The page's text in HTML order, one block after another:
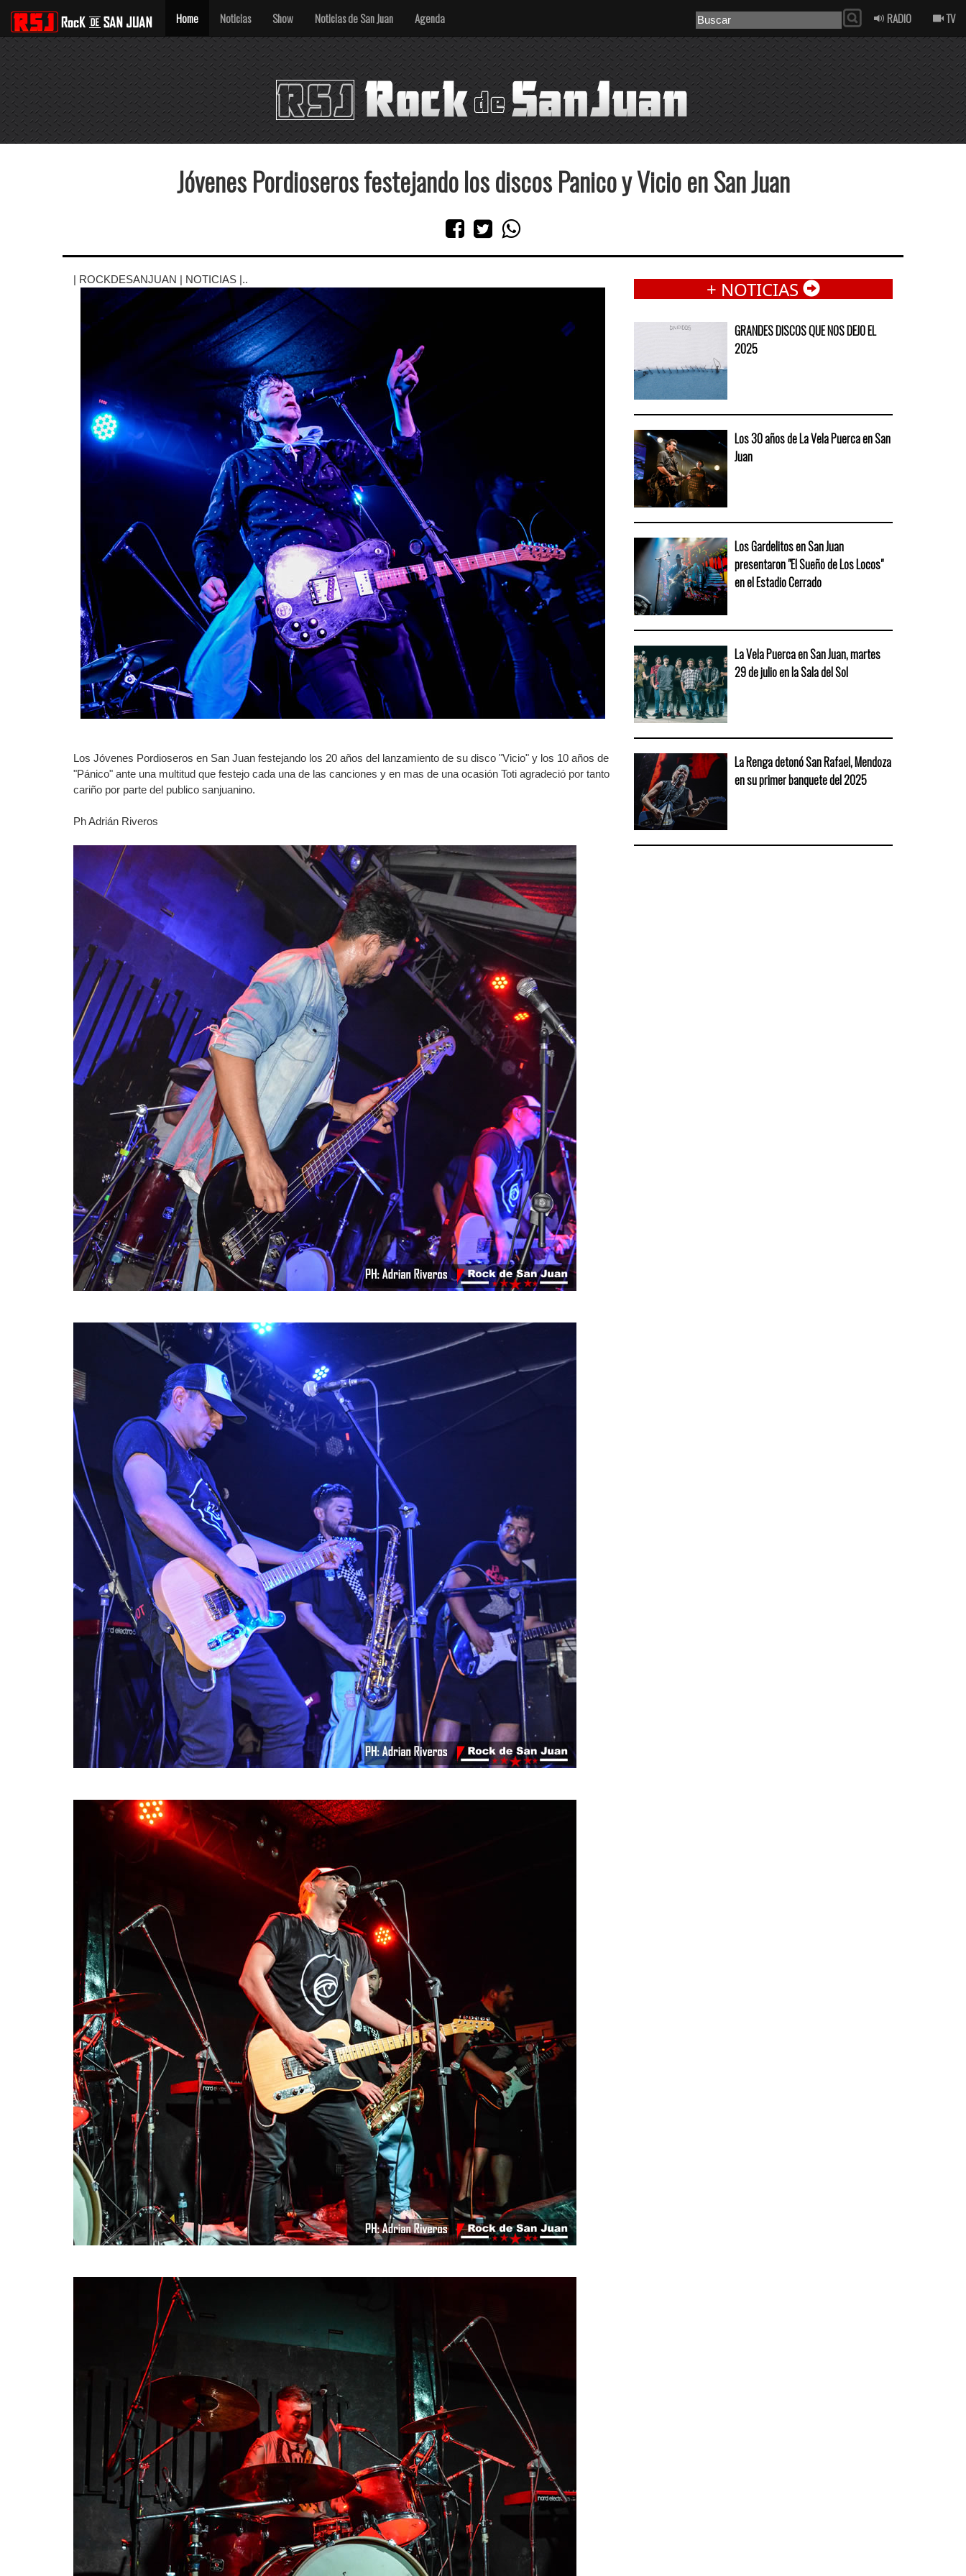
Home Noticias Show Noticias de San Juan Agenda RADIO TV
Jóvenes Pordioseros festejando los discos Panico y Vicio en San Juan
| ROCKDESANJUAN | NOTICIAS |..
Los Jóvenes Pordioseros en San Juan festejando los 20 años del lanzamiento de su disco "Vicio" y los 10 años de
"Pánico" ante una multitud que festejo cada una de las canciones y en mas de una ocasión Toti agradeció por tanto
cariño por parte del publico sanjuanino.
Ph Adrián Riveros
+ NOTICIAS
GRANDES DISCOS QUE NOS DEJO EL
2025
Los 30 años de La Vela Puerca en San
Juan
Los Gardelitos en San Juan
presentaron "El Sueño de Los Locos"
en el Estadio Cerrado
La Vela Puerca en San Juan, martes
29 de julio en la Sala del Sol
La Renga detonó San Rafael, Mendoza
en su primer banquete del 2025